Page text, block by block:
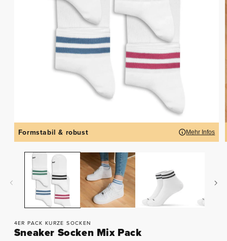
Formstabil & robust Mehr Infos
4ER PACK KURZE SOCKEN
Sneaker Socken Mix Pack